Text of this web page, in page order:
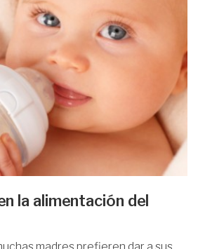
la alimentación del